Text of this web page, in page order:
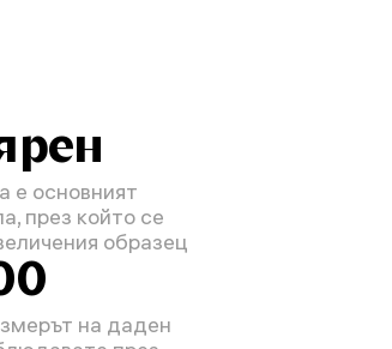
е основният
през който се
образец
на даден